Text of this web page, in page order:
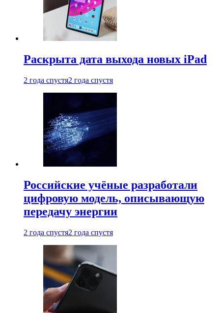
Раскрыта дата выхода новых iPad
2 года спустя2 года спустя
Российские учёные разработали
цифровую модель, описывающую
передачу энергии
2 года спустя2 года спустя